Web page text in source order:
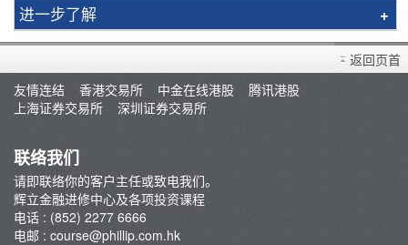
进一步了解
简介
辉立课程
讲师
返回页首
友情连结
香港交易所 中金在线港股
腾讯港股
上海证券交易所
深圳证券交易所
联络我们
请即联络你的客户主任或致电我们。
辉立金融进修中心及各项投资课程
电话 : (852) 2277 6666
电邮 : course@phillip.com.hk